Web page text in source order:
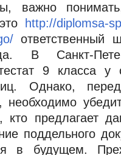
важно
http://diplomsa-
ответственный
В Санкт-
9 класса у
Однако,
необходимо
кто предлагает
поддельного
в будущем.